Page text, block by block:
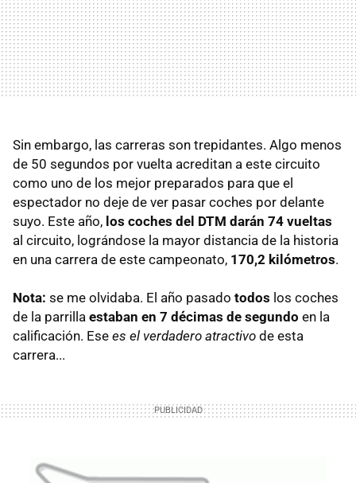
Sin embargo, las carreras son trepidantes. Algo menos
de 50 segundos por vuelta acreditan a este circuito
como uno de los mejor preparados para que el
espectador no deje de ver pasar coches por delante
suyo. Este año, los coches del DTM darán 74 vueltas
al circuito, lográndose la mayor distancia de la historia
en una carrera de este campeonato, 170,2 kilómetros.
Nota: se me olvidaba. El año pasado todos los coches
de la parrilla estaban en 7 décimas de segundo en la
calificación. Ese es el verdadero atractivo de esta
carrera...